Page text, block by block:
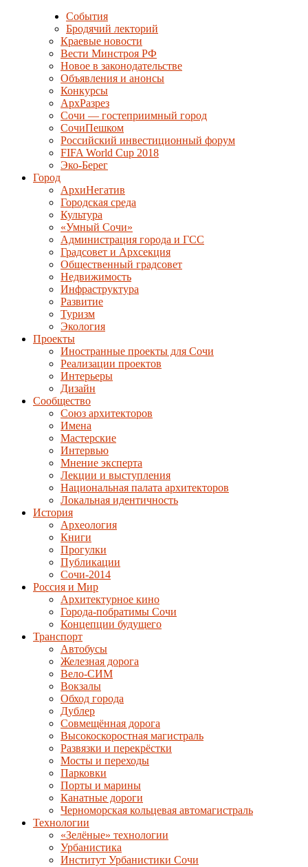
События
Бродячий лекторий
Краевые новости
Вести Минстроя РФ
Новое в законодательстве
Объявления и анонсы
Конкурсы
АрхРазрез
Сочи — гостеприимный город
СочиПешком
Российский инвестиционный форум
FIFA World Cup 2018
Эко-Берег
Город
АрхиНегатив
Городская среда
Культура
«Умный Сочи»
Администрация города и ГСС
Градсовет и Архсекция
Общественный градсовет
Недвижимость
Инфраструктура
Развитие
Туризм
Экология
Проекты
Иностранные проекты для Сочи
Реализации проектов
Интерьеры
Дизайн
Сообщество
Союз архитекторов
Имена
Мастерские
Интервью
Мнение эксперта
Лекции и выступления
Национальная палата архитекторов
Локальная идентичность
История
Археология
Книги
Прогулки
Публикации
Сочи-2014
Россия и Мир
Архитектурное кино
Города-побратимы Сочи
Концепции будущего
Транспорт
Автобусы
Железная дорога
Вело-СИМ
Вокзалы
Обход города
Дублер
Совмещённая дорога
Высокоскоростная магистраль
Развязки и перекрёстки
Мосты и переходы
Парковки
Порты и марины
Канатные дороги
Черноморская кольцевая автомагистраль
Технологии
«Зелёные» технологии
Урбанистика
Институт Урбанистики Сочи